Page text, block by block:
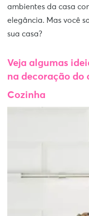
ambientes da casa
elegância. Mas você
sua casa?
Veja algumas
na decoração do
Cozinha